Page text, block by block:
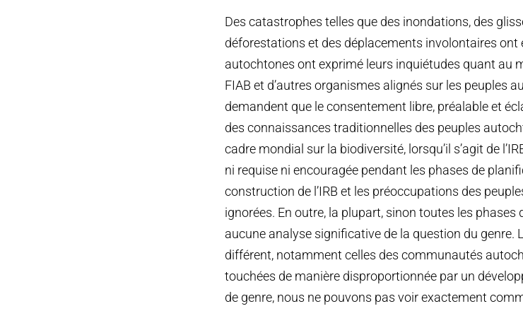
Des catastrophes telles que des inondations, des
déforestations et des déplacements involontaires ont
autochtones ont exprimé leurs inquiétudes quant au
FIAB et d’autres organismes alignés sur les peuples
demandent que le consentement libre, préalable et
des connaissances traditionnelles des peuples
cadre mondial sur la biodiversité, lorsqu’il s’agit de
ni requise ni encouragée pendant les phases de
construction de l’IRB et les préoccupations des
ignorées. En outre, la plupart, sinon toutes les phases
aucune analyse significative de la question du genre.
différent, notamment celles des communautés
touchées de manière disproportionnée par un
de genre, nous ne pouvons pas voir exactement